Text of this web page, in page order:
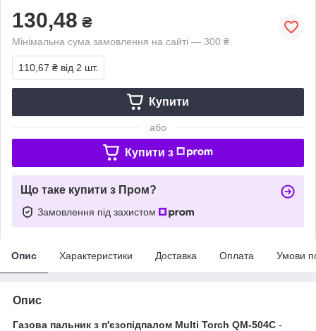
130,48 ₴
Мінімальна сума замовлення на сайті — 300 ₴
110,67 ₴ від 2 шт.
Купити
або
Купити з
Що таке купити з Пром?
Замовлення під захистом
Опис Характеристики Доставка Оплата Умови
Опис
Газова пальник з п'єзопідпалом Multi Torch QM-504C -